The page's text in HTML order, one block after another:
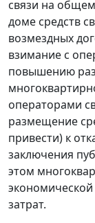
связи на
доме средств
возмездных
взимание с
повышению
операторами
размещение
привести) к
заключения
этом
затрат.